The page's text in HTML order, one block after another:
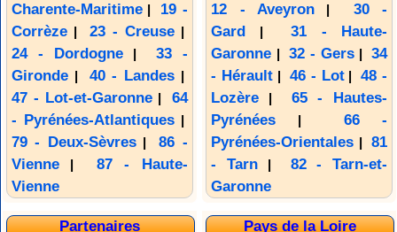
Charente-Maritime| 19 -
Corrèze| 23 - Creuse|
24 - Dordogne| 33 -
Gironde| 40 - Landes|
47 - Lot-et-Garonne| 64
- Pyrénées-Atlantiques|
79 - Deux-Sèvres|86 -
Vienne| 87 - Haute-
Vienne
12 - Aveyron| 30 -
Gard | 31 - Haute-
Garonne | 32 - Gers|34
- Hérault | 46 - Lot|48 -
Lozère | 65 - Hautes-
Pyrénées | 66 -
Pyrénées-Orientales |81
- Tarn | 82 - Tarn-et-
Garonne
Partenaires Pays de la Loire